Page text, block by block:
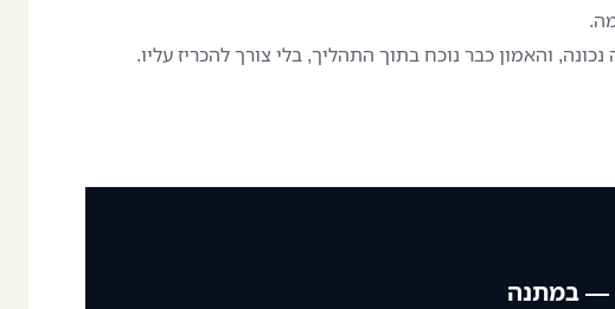
והאמון כבר נוכח בתוך התהליך, בלי צורך להכריז עליו.
— במתנה